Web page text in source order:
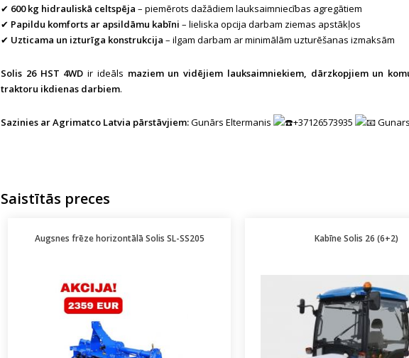
✔ 600 kg hidrauliskā celtspēja – piemērots dažādiem lauksaimniecības agregātiem
✔ Papildu komforts ar apsildāmu kabīni – lieliska opcija darbam ziemas apstākļos
✔ Uzticama un izturīga konstrukcija – ilgam darbam ar minimālām uzturēšanas izmaksām
Solis 26 HST 4WD ir ideāls maziem un vidējiem lauksaimniekiem, dārzkopjiem un
traktoru ikdienas darbiem.
Sazinies ar Agrimatco Latvia pārstāvjiem:Gunārs Eltermanis +37126573935
Saistītās preces
Augsnes frēze horizontālā Solis SL-SS205 Kabīne Solis 26 (6+2)